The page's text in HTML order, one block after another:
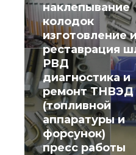
наклепывание
колодок
изготовление
реставрация
РВД
диагностика и
ремонт ТНВЭД
(топливной
аппаратуры и
форсунок)
пресс работы